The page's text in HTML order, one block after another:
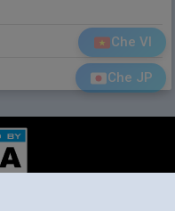
Che JP
Che VI